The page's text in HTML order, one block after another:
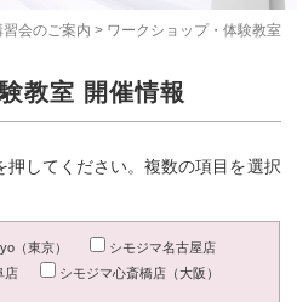
習会のご案内 > ワークショップ・体験教室
教室 開催情報
してください。複数の項目を選択
（東京）
シモジマ名古屋店
店
シモジマ心斎橋店（大阪）